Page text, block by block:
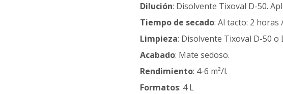
Dilución: Disolvente Tixoval D-50.
Tiempo de secado: Al tacto: 2 horas
Limpieza: Disolvente Tixoval D-50 o
Acabado: Mate sedoso.
Rendimiento: 4-6 m²/l.
Formatos: 4 L